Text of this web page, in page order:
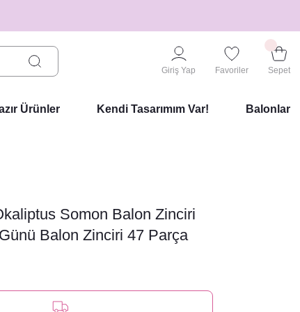
Giriş Yap Favoriler Sepet
Ürünler Kendi Tasarımım Var! Balonlar
Somon Balon Zinciri
Balon Zinciri 47 Parça